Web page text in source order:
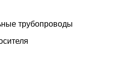
трубопроводы